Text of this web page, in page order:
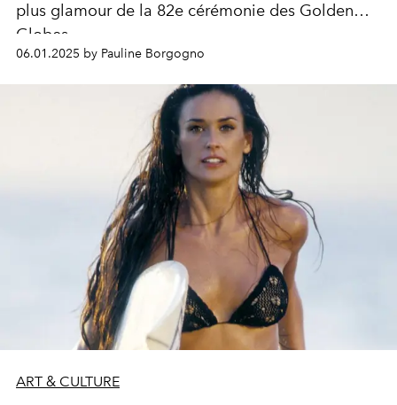
plus glamour de la 82e cérémonie des Golden
Globes.
06.01.2025 by Pauline Borgogno
ART & CULTURE